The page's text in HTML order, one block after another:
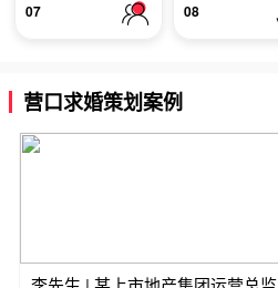
07 08
营口求婚策划案例